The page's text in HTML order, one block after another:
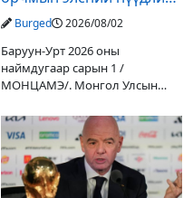
зогсоох туршилтын ажил
үр дүнгээ өгч эхэлжээ
Burged 2026/08/02
Баруун-Урт 2026 оны
наймдугаар сарын 1 /
МОНЦАМЭ/. Монгол Улсын
Дарьгангын Ганга нуурыг
сэргээн, хамгаалах төслийг
улсын төсвийн хөрөнгө
оруулалтаар хийж буй.
Төслийн